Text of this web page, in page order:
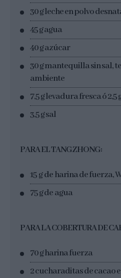
30 g leche en polvo
45 g agua
40 g azúcar
30 g mantequilla sin sal,
ambiente
7,5 g levadura fresca ó
3,5 g sal
PARA EL TANGZHONG:
15 gdeharina de fuerza,
75 g de agua
PARA LA COBERTURA DE
70 g harina fuerza
2 cucharaditas de cacao